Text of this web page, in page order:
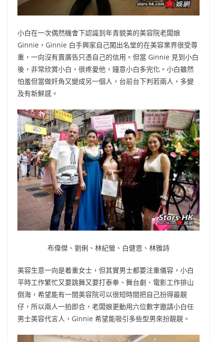
小白在一次偶然機會下認識到年青貌美的美容院老闆娘
Ginnie，Ginnie 白手興家自己闖出名堂的在美容業界很受尊
重，一向沒有賣廣告只憑自己的信用。但當 Ginnie 見到小白
後，非常欣賞小白，很疼愛他，鐘意小白多完化。小白雖然
怕羞但當做奸角又變成另一個人，台前台下判若兩人，多變
及有新鮮感。
布偉傑、劉俐、林紀螢、白健恩、林雅詩
美容生意一向是着重女士，但其實男士都要注重儀容，小白
平時工作繁忙又要跳舞又要打泰拳、舞台劇、電影工作排山
倒海，希望能有一間美容院可以很短時間把自己扮得最靚
仔，所以兩人一拍即合，老闆娘更動用六位數字邀請小白任
男士美容代言人，Ginnie 希望能吸引多些型男來扮靚靚。